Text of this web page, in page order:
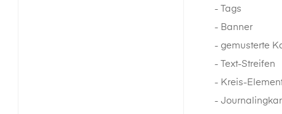
- Tags
- Banner
- gemusterte
- Text-Streifen
- Kreis-
-